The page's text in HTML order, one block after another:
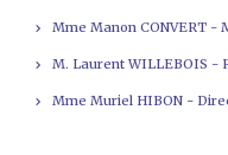
Mme Manon CONVERT
M. Laurent WILLEBOIS -
Mme Muriel HIBON -